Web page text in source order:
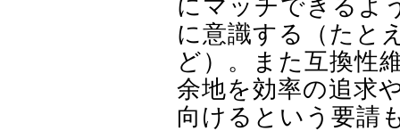
に意識する（たと
ど）。また互換性
余地を効率の追求
向けるという要請